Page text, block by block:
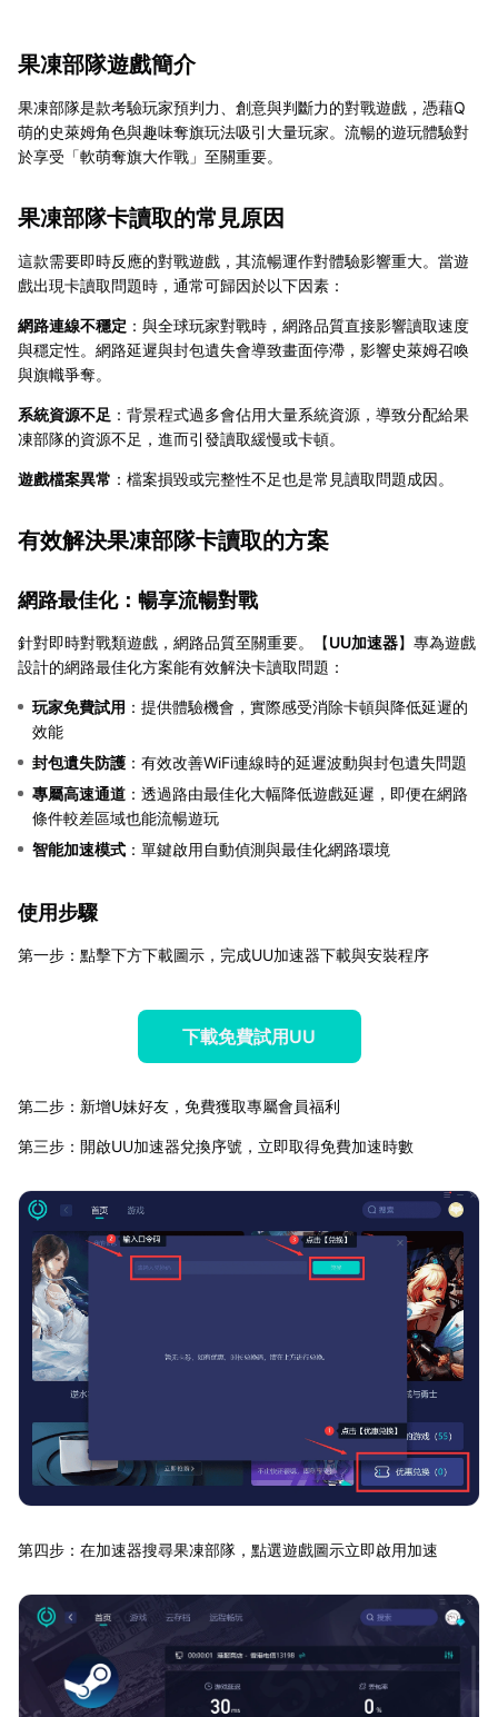
果凍部隊遊戲簡介
果凍部隊是款考驗玩家預判力、創意與判斷力的對戰遊戲，憑藉Q
萌的史萊姆角色與趣味奪旗玩法吸引大量玩家。流暢的遊玩體驗對
於享受「軟萌奪旗大作戰」至關重要。
果凍部隊卡讀取的常見原因
這款需要即時反應的對戰遊戲，其流暢運作對體驗影響重大。當遊
戲出現卡讀取問題時，通常可歸因於以下因素：
網路連線不穩定 ：與全球玩家對戰時，網路品質直接影響讀取速度
與穩定性。網路延遲與封包遺失會導致畫面停滯，影響史萊姆召喚
與旗幟爭奪。
系統資源不足 ：背景程式過多會佔用大量系統資源，導致分配給果
凍部隊的資源不足，進而引發讀取緩慢或卡頓。
遊戲檔案異常 ：檔案損毀或完整性不足也是常見讀取問題成因。
有效解決果凍部隊卡讀取的方案
網路最佳化：暢享流暢對戰
針對即時對戰類遊戲，網路品質至關重要。【UU加速器】專為遊戲
設計的網路最佳化方案能有效解決卡讀取問題：
玩家免費試用 ：提供體驗機會，實際感受消除卡頓與降低延遲的
效能
封包遺失防護 ：有效改善WiFi連線時的延遲波動與封包遺失問題
專屬高速通道 ：透過路由最佳化大幅降低遊戲延遲，即便在網路
條件較差區域也能流暢遊玩
智能加速模式 ：單鍵啟用自動偵測與最佳化網路環境
使用步驟
第一步：點擊下方下載圖示，完成UU加速器下載與安裝程序
下載免費試用UU
第二步：新增U妹好友，免費獲取專屬會員福利
第三步：開啟UU加速器兌換序號，立即取得免費加速時數
第四步：在加速器搜尋果凍部隊，點選遊戲圖示立即啟用加速